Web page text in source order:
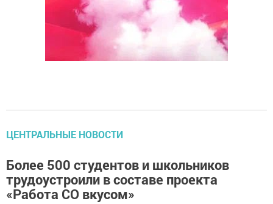
ЦЕНТРАЛЬНЫЕ НОВОСТИ
Более 500 студентов и школьников
трудоустроили в составе проекта
«Работа СО вкусом»